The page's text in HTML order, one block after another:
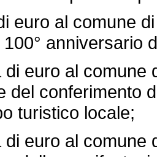
euro al comune
anniversario
di euro al
del conferimento
turistico locale;
di euro al